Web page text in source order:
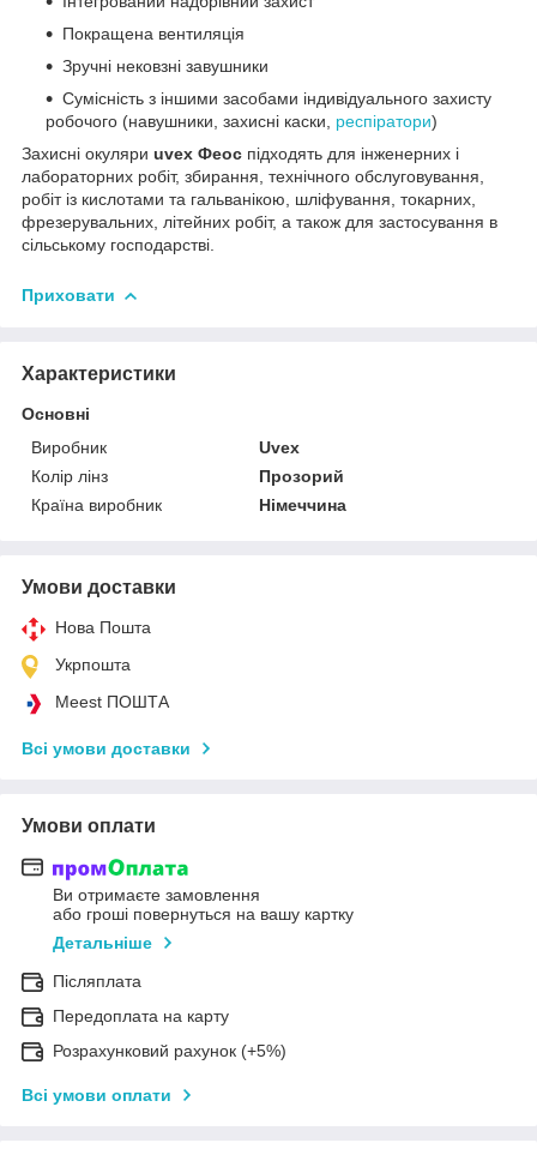
Покращена вентиляція
Зручні нековзні завушники
Сумісність з іншими засобами індивідуального захисту
робочого (навушники, захисні каски, респіратори)
Захисні окуляри uvex Феос підходять для інженерних і
лабораторних робіт, збирання, технічного обслуговування,
робіт із кислотами та гальванікою, шліфування, токарних,
фрезерувальних, літейних робіт, а також для застосування в
сільському господарстві.
Приховати
Характеристики
Основні
Виробник
Uvex
Колір лінз
Прозорий
Країна виробник
Німеччина
Умови доставки
Нова Пошта
Укрпошта
Meest ПОШТА
Всі умови доставки
Умови оплати
Ви отримаєте замовлення
або гроші повернуться на вашу картку
Детальніше
Післяплата
Передоплата на карту
Розрахунковий рахунок (+5%)
Всі умови оплати